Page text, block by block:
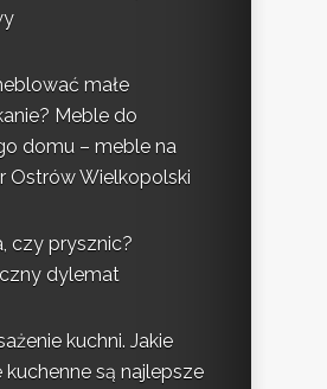
małe
Meble do
domu – meble na
Ostrów Wielkopolski
czy prysznic?
dylemat
kuchni. Jakie
kuchenne są najlepsze